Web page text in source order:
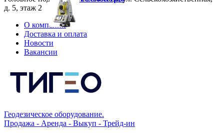
д. 5, этаж 2
О компании
Доставка и оплата
Новости
Вакансии
Геодезическое оборудование.
Продажа - Аренда - Выкуп - Трейд-ин